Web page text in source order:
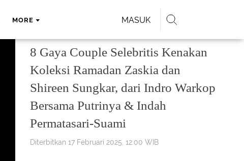
MORE MASUK
8 Gaya Couple Selebritis Kenakan
Koleksi Ramadan Zaskia dan
Shireen Sungkar, dari Indro Warkop
Bersama Putrinya & Indah
Permatasari-Suami
Diterbitkan 17 Februari 2025, 12:00 WIB